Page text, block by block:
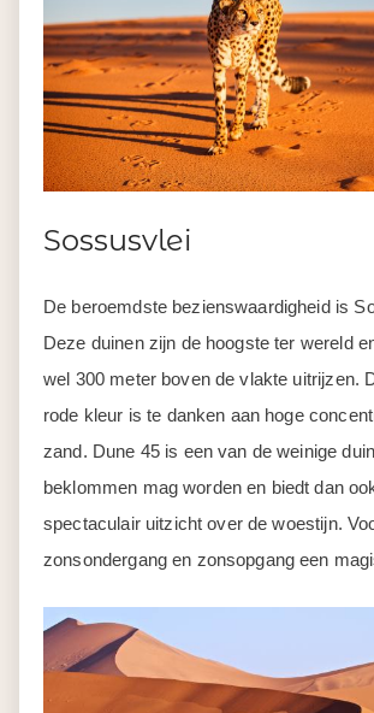
Sossusvlei
De beroemdste bezienswaardigheid is
Deze duinen zijn de hoogste ter wereld
wel 300 meter boven de vlakte uitrijzen.
rode kleur is te danken aan hoge
zand. Dune 45 is een van de weinige
beklommen mag worden en biedt dan
spectaculair uitzicht over de woestijn.
zonsondergang en zonsopgang een